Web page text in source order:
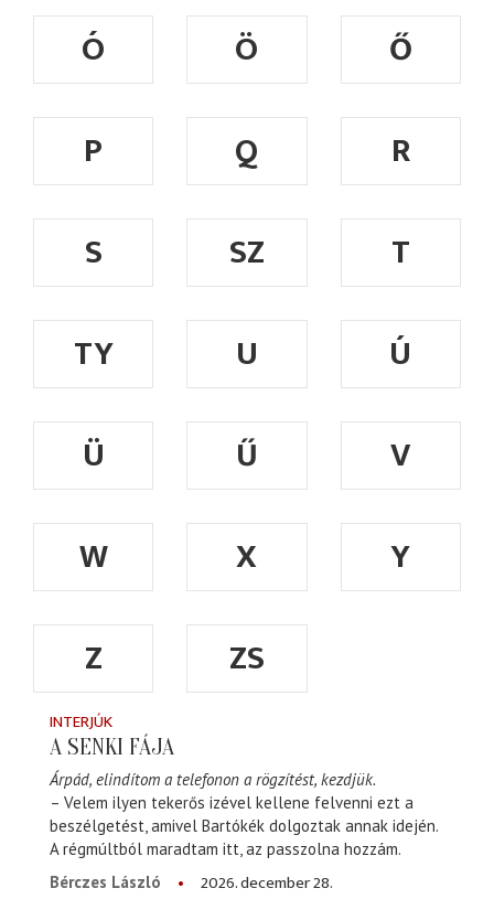
Ó
Ö
Ő
P
Q
R
S
SZ
T
TY
U
Ú
Ü
Ű
V
W
X
Y
Z
ZS
INTERJÚK
A SENKI FÁJA
Árpád, elindítom a telefonon a rögzítést, kezdjük.
– Velem ilyen tekerős izével kellene felvenni ezt a
beszélgetést, amivel Bartókék dolgoztak annak idején.
A régmúltból maradtam itt, az passzolna hozzám.
Bérczes László
2026. december 28.